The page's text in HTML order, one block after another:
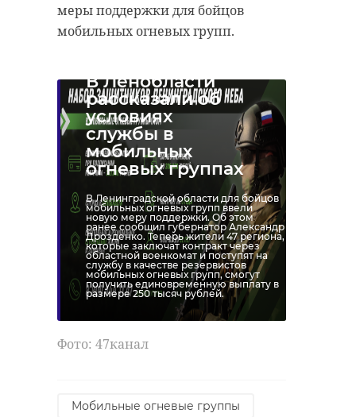
меры поддержки для бойцов
мобильных огневых групп.
В Ленобласти
рассказали об
условиях
службы в
мобильных
огневых группах
В Ленинградской области для бойцов
мобильных огневых групп ввели
новую меру поддержки. Об этом
ранее сообщил губернатор Александр
Дрозденко. Теперь жители 47 региона,
которые заключат контракт через
областной военкомат и поступят на
службу в качестве резервистов
мобильных огневых групп, смогут
получить единовременную выплату в
размере 250 тысяч рублей.
Фото: 47канал
Мобильные огневые группы
10 февраля, 17:23 11 февраля, 15:32